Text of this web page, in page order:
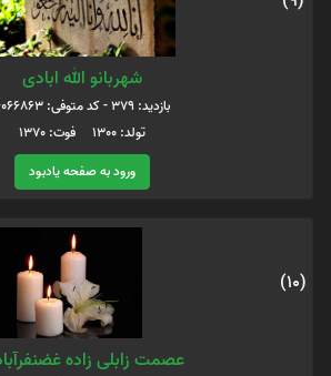
شهربانو الله ابادی
بازدید: 379 - کد متوفی: 6066863
تولد: 1300 فوت: 1370
ورود به صفحه یادبود
(10)
عصمت زابلی زاده